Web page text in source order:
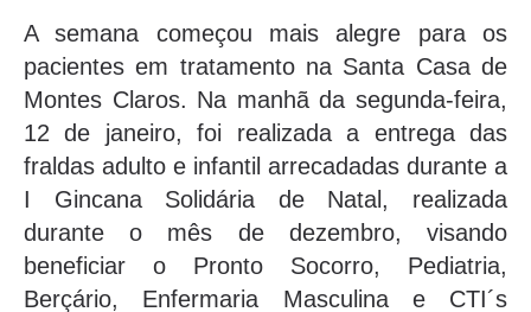
A semana começou mais alegre para os
pacientes em tratamento na Santa Casa de
Montes Claros. Na manhã da segunda-feira,
12 de janeiro, foi realizada a entrega das
fraldas adulto e infantil arrecadadas durante a
I Gincana Solidária de Natal, realizada
durante o mês de dezembro, visando
beneficiar o Pronto Socorro, Pediatria,
Berçário, Enfermaria Masculina e CTI´s